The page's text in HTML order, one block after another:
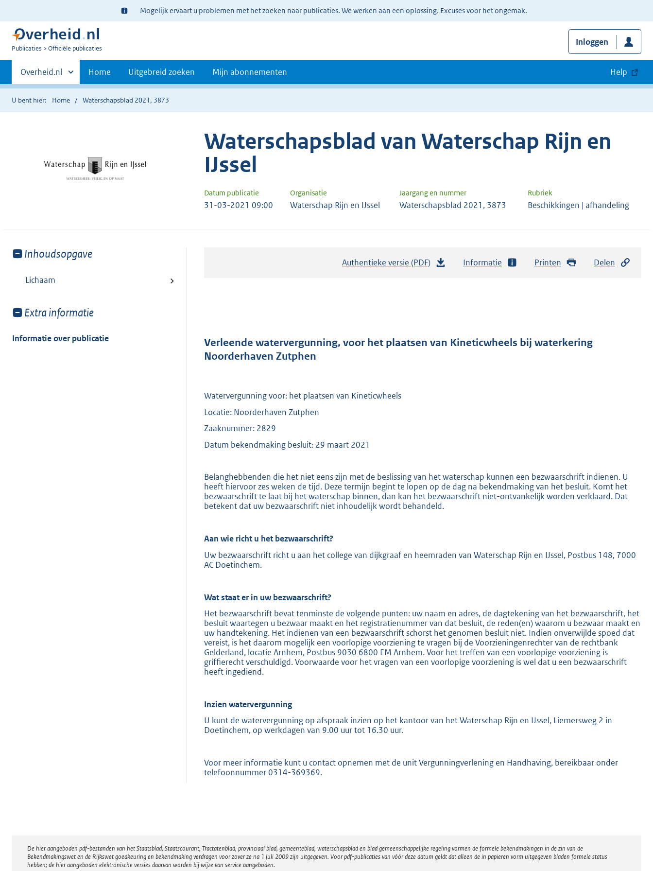
Ter
informatie:
Mogelijk ervaart u problemen met het zoeken naar publicaties. We werken aan een oplossing. Excuses voor het ongemak.
U
Publicaties Officiële publicaties
Inloggen
Primaire
navigatie
Andere
sites
binnen
Overheid.nl Home Uitgebreid zoeken Mijn abonnementen Help
U bent hier: Home Waterschapsblad 2021, 3873
Waterschapsblad van Waterschap Rijn en
IJssel
Datum publicatie Organisatie Jaargang en nummer Rubriek
31-03-2021 09:00 Waterschap Rijn en IJssel Waterschapsblad 2021, 3873 Beschikkingen | afhandeling
Toon
van:
Inhoudsopgave
Lichaam
Toon
van:
Extra informatie
Informatie over publicatie
Authentieke versie (PDF)
d
0
9
K
Informatie Printen Delen
Verleende watervergunning, voor het plaatsen van Kineticwheels bij waterkering
Noorderhaven Zutphen
Watervergunning voor: het plaatsen van Kineticwheels
Locatie: Noorderhaven Zutphen
Zaaknummer: 2829
Datum bekendmaking besluit: 29 maart 2021
Belanghebbenden die het niet eens zijn met de beslissing van het waterschap kunnen een bezwaarschrift indienen. U
heeft hiervoor zes weken de tijd. Deze termijn begint te lopen op de dag na bekendmaking van het besluit. Komt het
bezwaarschrift te laat bij het waterschap binnen, dan kan het bezwaarschrift niet-ontvankelijk worden verklaard. Dat
betekent dat uw bezwaarschrift niet inhoudelijk wordt behandeld.
Aan wie richt u het bezwaarschrift?
Uw bezwaarschrift richt u aan het college van dijkgraaf en heemraden van Waterschap Rijn en IJssel, Postbus 148, 7000
AC Doetinchem.
Wat staat er in uw bezwaarschrift?
Het bezwaarschrift bevat tenminste de volgende punten: uw naam en adres, de dagtekening van het bezwaarschrift, het
besluit waartegen u bezwaar maakt en het registratienummer van dat besluit, de reden(en) waarom u bezwaar maakt en
uw handtekening. Het indienen van een bezwaarschrift schorst het genomen besluit niet. Indien onverwijlde spoed dat
vereist, is het daarom mogelijk een voorlopige voorziening te vragen bij de Voorzieningenrechter van de rechtbank
Gelderland, locatie Arnhem, Postbus 9030 6800 EM Arnhem. Voor het treffen van een voorlopige voorziening is
griffierecht verschuldigd. Voorwaarde voor het vragen van een voorlopige voorziening is wel dat u een bezwaarschrift
heeft ingediend.
Inzien watervergunning
U kunt de watervergunning op afspraak inzien op het kantoor van het Waterschap Rijn en IJssel, Liemersweg 2 in
Doetinchem, op werkdagen van 9.00 uur tot 16.30 uur.
Voor meer informatie kunt u contact opnemen met de unit Vergunningverlening en Handhaving, bereikbaar onder
telefoonnummer 0314-369369.
Disclaimer
De hier aangeboden pdf-bestanden van het Staatsblad, Staatscourant, Tractatenblad, provinciaal blad, gemeenteblad, waterschapsblad en blad gemeenschappelijke regeling vormen de formele bekendmakingen in de zin van de
Bekendmakingswet en de Rijkswet goedkeuring en bekendmaking verdragen voor zover ze na 1 juli 2009 zijn uitgegeven. Voor pdf-publicaties van vóór deze datum geldt dat alleen de in papieren vorm uitgegeven bladen formele status
hebben; de hier aangeboden elektronische versies daarvan worden bij wijze van service aangeboden.